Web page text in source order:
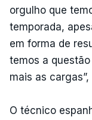
orgulho que
temporada,
em forma de
temos a
mais as
O técnico